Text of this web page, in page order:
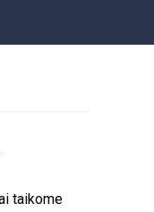
taikome